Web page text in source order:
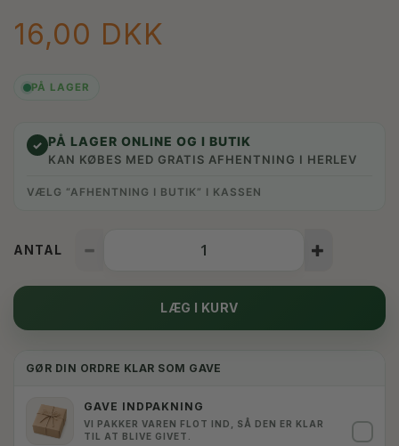
16,00 DKK
PÅ LAGER
✓ PÅ LAGER ONLINE OG I BUTIK
KAN KØBES MED GRATIS AFHENTNING I HERLEV
VÆLG “AFHENTNING I BUTIK” I KASSEN
ANTAL
LÆG I KURV
GØR DIN ORDRE KLAR SOM GAVE
GAVE INDPAKNING
VI PAKKER VAREN FLOT IND, SÅ DEN ER KLAR
TIL AT BLIVE GIVET.